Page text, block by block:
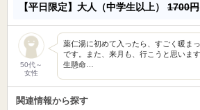
【平日限定】大人（中学生以上） 1700円
50代～
女性
薬仁湯に初めて入ったら、すごく暖ま
です。また、来月も、行こうと思いま
生懸命…
関連情報から探す